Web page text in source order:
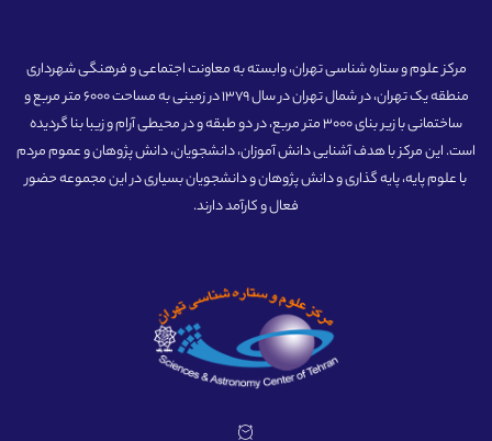
مرکز علوم و ستاره شناسی تهران، وابسته به معاونت اجتماعی و فرهنگی شهرداری
منطقه یک تهران، در شمال تهران در سال 1379 در زمینی به مساحت 6000 متر مربع و
ساختمانی با زیر بنای 3000 متر مربع، در دو طبقه و در محیطی آرام و زیبا بنا گردیده
است. این مرکز با هدف آشنایی دانش آموزان، دانشجویان، دانش پژوهان و عموم مردم
با علوم پایه، پایه گذاری و دانش پژوهان و دانشجویان بسیاری در این مجموعه حضور
فعال و کارآمد دارند.